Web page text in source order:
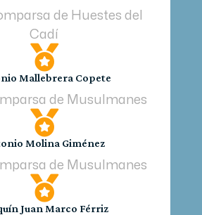
de Huestes del
Cadí

Mallebrera Copete
de Musulmanes

Molina Giménez
de Musulmanes

Juan Marco Férriz